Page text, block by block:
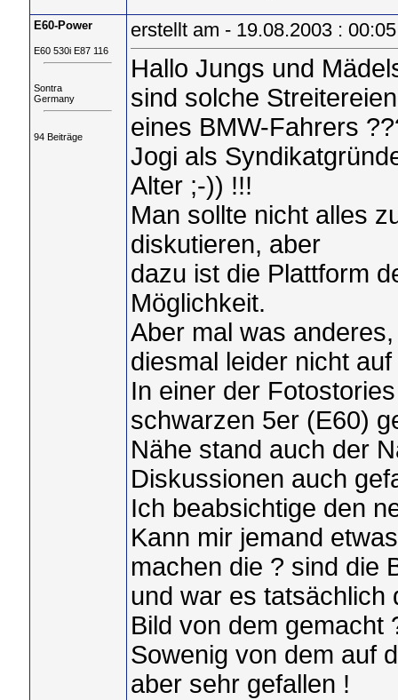
E60-Power
E60 530i E87 116
Sontra
Germany
94 Beiträge
erstellt am - 19.08.2003 :
Hallo Jungs und
sind solche
eines BMW-Fahrers
Jogi als
Alter ;-)) !!!
Man sollte nicht alles
diskutieren, aber
dazu ist die Plattform
Möglichkeit.
Aber mal was
diesmal leider nicht
In einer der
schwarzen 5er (E60)
Nähe stand auch der
Diskussionen auch
Ich beabsichtige den
Kann mir jemand
machen die ? sind die
und war es tatsächlich
Bild von dem gemacht
Sowenig von dem auf
aber sehr gefallen !